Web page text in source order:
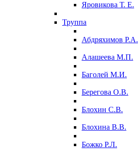
Яровикова Т. Е.
Труппа
Абдряхимов Р.А.
Алашеева М.П.
Баголей М.И.
Берегова О.В.
Блохин С.В.
Блохина В.В.
Божко Р.Л.